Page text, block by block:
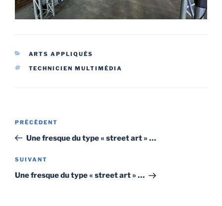
CATÉGORIES
ARTS APPLIQUÉS
ÉTIQUETTES
TECHNICIEN MULTIMÉDIA
Navigation
l’article
Article
précédent
PRÉCÉDENT
Une fresque du type « street art » …
Article
suivant
SUIVANT
Une fresque du type « street art » …